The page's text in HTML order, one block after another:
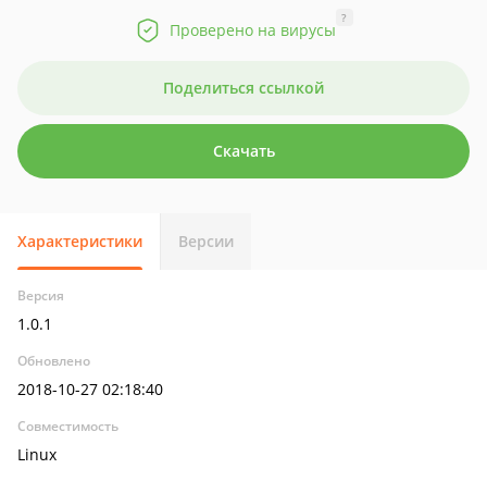
Проверено на вирусы
?
Поделиться ссылкой
Скачать
Характеристики Версии
Версия
1.0.1
Обновлено
2018-10-27 02:18:40
Совместимость
Linux